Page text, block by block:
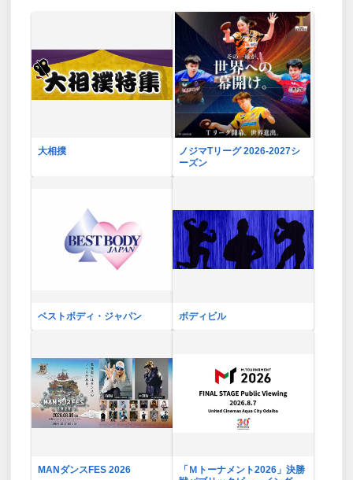
大相撲
ノジマTリーグ 2026-2027シ
ーズン
ベストボディ・ジャパン ボディビル
MANダンスFES 2026
「Ｍトーナメント2026」決勝